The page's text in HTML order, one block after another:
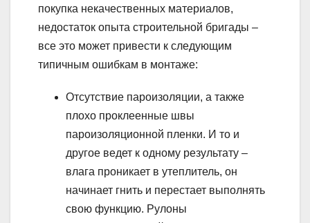
покупка некачественных материалов,
недостаток опыта строительной бригады –
все это может привести к следующим
типичным ошибкам в монтаже:
Отсутствие пароизоляции, а также
плохо проклеенные швы
пароизоляционной пленки. И то и
другое ведет к одному результату –
влага проникает в утеплитель, он
начинает гнить и перестает выполнять
свою функцию. Рулоны